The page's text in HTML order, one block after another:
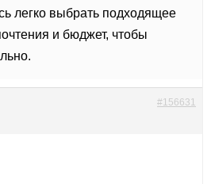
легко выбрать подходящее
и бюджет, чтобы
#156631